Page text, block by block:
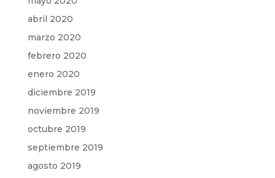
abril 2020
marzo 2020
febrero 2020
enero 2020
diciembre 2019
noviembre 2019
octubre 2019
septiembre 2019
agosto 2019